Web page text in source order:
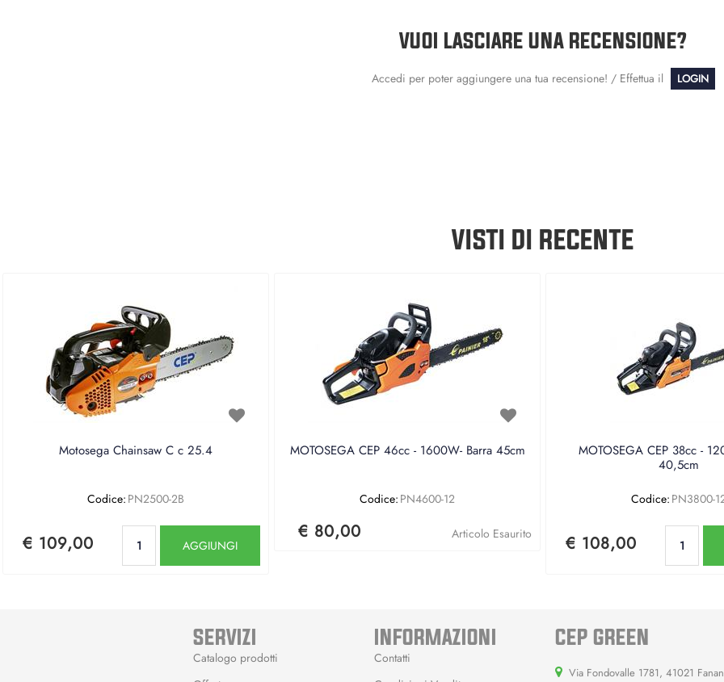
VUOI LASCIARE UNA RECENSIONE?
Accedi per poter aggiungere una tua recensione! / Effettua il LOGIN
VISTI DI RECENTE
Motosega Chainsaw C c 25.4
Codice: PN2500-2B
€ 109,00 AGGIUNGI
MOTOSEGA CEP 46cc - 1600W- Barra 45cm
Codice: PN4600-12
€ 80,00 Articolo Esaurito
MOTOSEGA CEP 38cc -
40,5cm
Codice: PN3800-
€ 108,00
SERVIZI
Catalogo prodotti
INFORMAZIONI
Contatti
CEP GREEN
Via Fondovalle 1781, 41021